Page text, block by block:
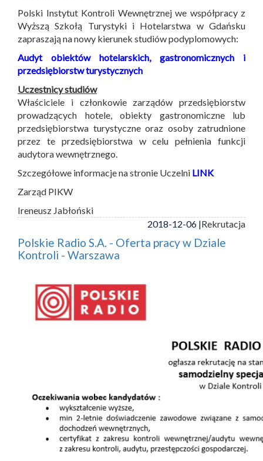
Polski Instytut Kontroli Wewnętrznej we współpracy z
Wyższą Szkołą Turystyki i Hotelarstwa w Gdańsku
zapraszają na nowy kierunek studiów podyplomowych:
Audyt obiektów hotelarskich, gastronomicznych i
przedsiębiorstw turystycznych
Uczestnicy studiów
Właściciele i członkowie zarządów przedsiębiorstw
prowadzących hotele, obiekty gastronomiczne lub
przedsiębiorstwa turystyczne oraz osoby zatrudnione
przez te przedsiębiorstwa w celu pełnienia funkcji
audytora wewnętrznego.
Szczegółowe informacje na stronie Uczelni LINK
Zarząd PIKW
Ireneusz Jabłoński
2018-12-06 |Rekrutacja
Polskie Radio S.A. - Oferta pracy w Dziale
Kontroli - Warszawa